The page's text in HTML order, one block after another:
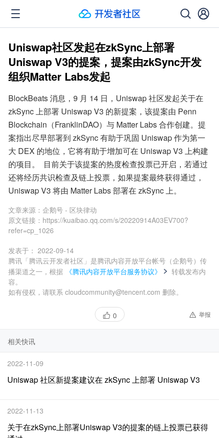
Uniswap社区发起在zkSync上部署
Uniswap V3的提案，提案由zkSync开发
组织Matter Labs发起
BlockBeats 消息，9 月 14 日，Uniswap 社区发起关于在
zkSync 上部署 Uniswap V3 的新提案，该提案由 Penn
Blockchain（FranklinDAO）与 Matter Labs 合作创建。提
案指出尽早部署到 zkSync 有助于巩固 Uniswap 作为第一
大 DEX 的地位，它将有助于增加可在 Uniswap V3 上构建
的项目。  目前关于该提案的热度检查投票已开启，若通过
还将经历共识检查及链上投票，如果提案最终获得通过，
Uniswap V3 将由 Matter Labs 部署在 zkSync 上。
文章来源： 企鹅号 - 区块律动
原文链接： https://kuaibao.qq.com/s/20220914A03EV700?
refer=cp_1026
发表于： 2022-09-14
腾讯「腾讯云开发者社区」是腾讯内容开放平台帐号（企鹅号）传
播渠道之一，根据
《腾讯内容开放平台服务协议》
转载发布内
容。
如有侵权，请联系 cloudcommunity@tencent.com 删除。
0 举报
相关快讯
2022-11-09
Uniswap 社区新提案建议在 zkSync 上部署 Uniswap V3
2022-11-13
关于在zkSync上部署Uniswap V3的提案的链上投票已获得